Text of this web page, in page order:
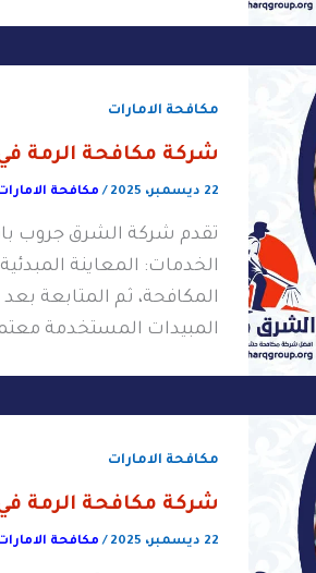
مكافحة الامارات
شركة مكافحة الرمة
22 ديسمبر، 2025 / مكافحة
تقدم شركة الشرق جروب
الخدمات: المعاينة
المكافحة، ثم المتابعة
المبيدات المستخدمة
مكافحة الامارات
شركة مكافحة الرمة
22 ديسمبر، 2025 / مكافحة